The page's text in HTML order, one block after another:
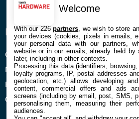
ENTREPRISE
Confidentialité et Cookies
Mentions légales et CGU
Préférences Cookies
Qui sommes nous
À
Contact
Welcome
With our 226partners , we wish to store
your devices (cookies, pixels in emails,
your personal data with our partners,
website or in our emails, already held by
later, including in other contexts.
Processing this data (identifiers, browsing,
loyalty programs, IP, postal addresses
geolocation, etc.) allows developing
content, commercial offers and ads
screens (including by email, post, SMS,
personalising them, measuring their
audiences.